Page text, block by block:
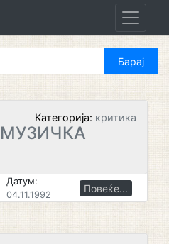
Категорија: критика
Датум:
04.11.1992
Повеќе...